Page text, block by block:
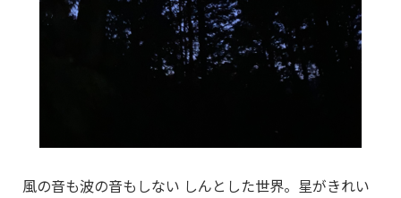
風の音も波の音もしない しんとした世界。星がきれい